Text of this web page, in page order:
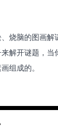
烧脑的图画
解开谜题，
组成的。